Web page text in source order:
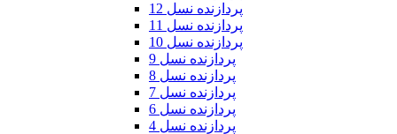
پردازنده نسل 12
پردازنده نسل 11
پردازنده نسل 10
پردازنده نسل 9
پردازنده نسل 8
پردازنده نسل 7
پردازنده نسل 6
پردازنده نسل 4